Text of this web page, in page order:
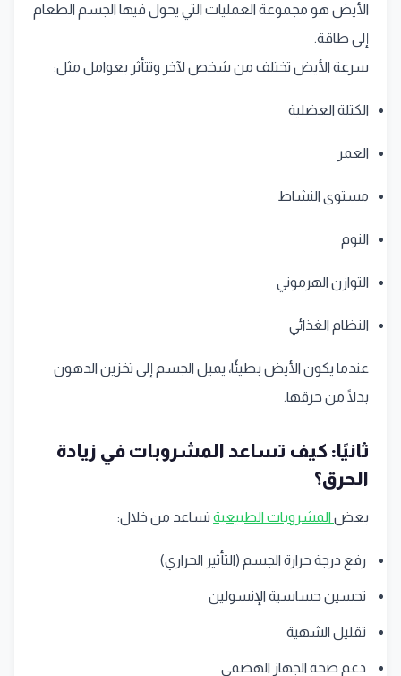
الأيض هو مجموعة العمليات التي يحول فيها الجسم الطعام
إلى طاقة.
سرعة الأيض تختلف من شخص لآخر وتتأثر بعوامل مثل:
الكتلة العضلية
العمر
مستوى النشاط
النوم
التوازن الهرموني
النظام الغذائي
عندما يكون الأيض بطيئًا، يميل الجسم إلى تخزين الدهون
بدلًا من حرقها.
ثانيًا: كيف تساعد المشروبات في زيادة
الحرق؟
بعض المشروبات الطبيعية تساعد من خلال:
رفع درجة حرارة الجسم (التأثير الحراري)
تحسين حساسية الإنسولين
تقليل الشهية
دعم صحة الجهاز الهضمي